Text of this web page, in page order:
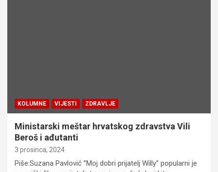
KOLUMNE VIJESTI ZDRAVLJE
Ministarski meštar hrvatskog zdravstva Vili
Beroš i ađutanti
3 prosinca, 2024
Piše:Suzana Pavlović ”Moj dobri prijatelj Willy” popularni je